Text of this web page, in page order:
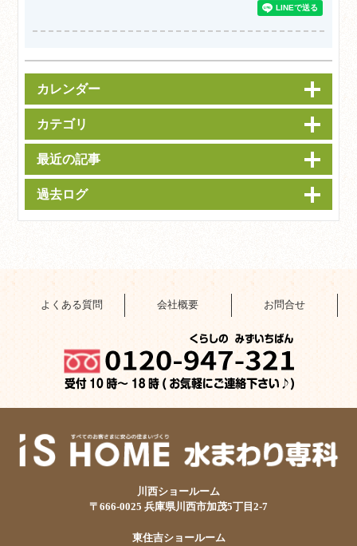
カレンダー
カテゴリ
最近の記事
過去ログ
よくある質問 会社概要 お問合せ
川西ショールーム
〒666-0025 兵庫県川西市加茂5丁目2-7
東住吉ショールーム